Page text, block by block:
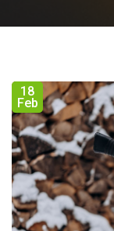
18
Feb